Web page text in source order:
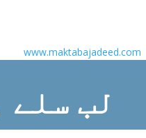
www.maktabajadeed.com
لب سلے